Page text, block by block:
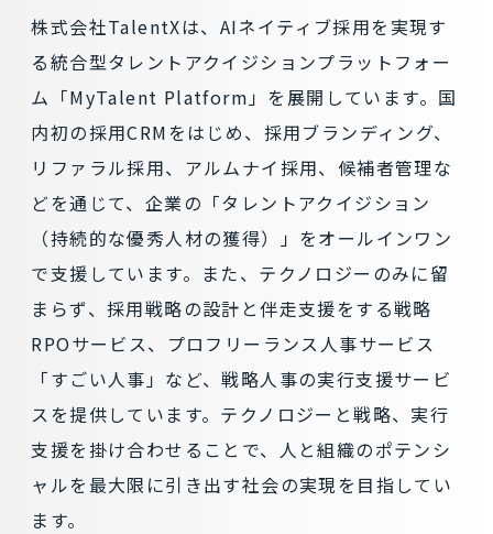
株式会社TalentXは、AIネイティブ採用を実現す
る統合型タレントアクイジションプラットフォー
ム「MyTalent Platform」を展開しています。国
内初の採用CRMをはじめ、採用ブランディング、
リファラル採用、アルムナイ採用、候補者管理な
どを通じて、企業の「タレントアクイジション
（持続的な優秀人材の獲得）」をオールインワン
で支援しています。また、テクノロジーのみに留
まらず、採用戦略の設計と伴走支援をする戦略
RPOサービス、プロフリーランス人事サービス
「すごい人事」など、戦略人事の実行支援サービ
スを提供しています。テクノロジーと戦略、実行
支援を掛け合わせることで、人と組織のポテンシ
ャルを最大限に引き出す社会の実現を目指してい
ます。